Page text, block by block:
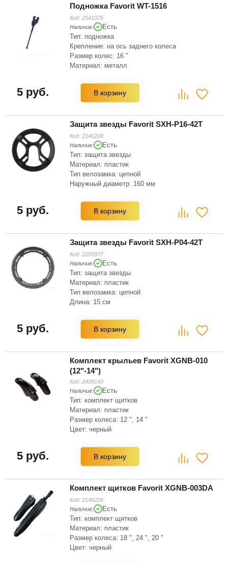
Подножка Favorit WT-1516
Код: 2541075
Наличие:
Есть
Тип: подножка
Крепление: на ось заднего колеса
Размер колес: 16 "
Материал: металл
5 руб. В корзину
Защита звезды Favorit SXH-P16-42T
Код: 2146208
Наличие:
Есть
Тип: защита звезды
Материал: пластик
Тип велозамка: цепной
Наружный диаметр: 160 мм
Зубьев на звёздочке: 42
5 руб. В корзину
Защита звезды Favorit SXH-P04-42T
Код: 2255977
Наличие:
Есть
Тип: защита звезды
Материал: пластик
Тип велозамка: цепной
Длина: 15 см
Цвет: черный
Зубьев на звёздочке: 42
5 руб. В корзину
Комплект крыльев Favorit XGNB-010
(12"-14")
Код: 2409140
Наличие:
Есть
Тип: комплект щитков
Материал: пластик
Размер колеса: 12 ", 14 "
Цвет: черный
5 руб. В корзину
Комплект щитков Favorit XGNB-003DA
Код: 2146226
Наличие:
Есть
Тип: комплект щитков
Материал: пластик
Размер колеса: 18 ", 24 ", 20 "
Цвет: черный